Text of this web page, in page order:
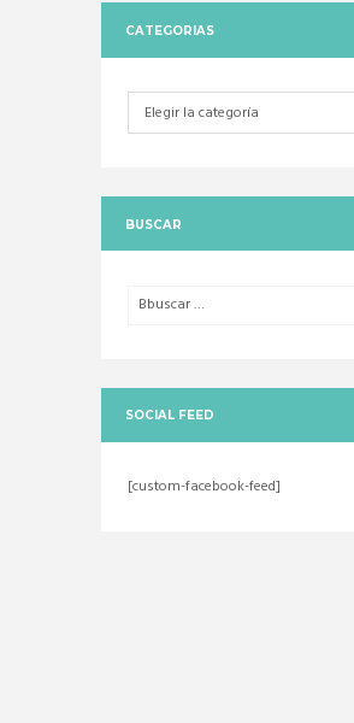
CATEGORIAS
Categorias
BUSCAR
SOCIAL FEED
[custom-facebook-feed]